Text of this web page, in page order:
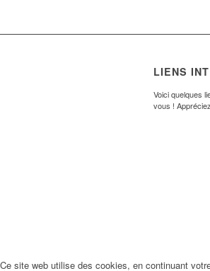
LIENS
Voici quelques
vous !
Ce site web utilise des cookies, en continuant